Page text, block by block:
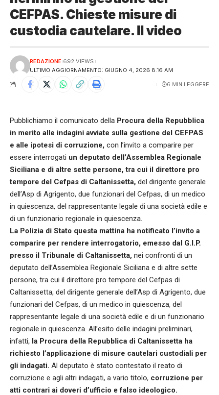
CEFPAS. Chieste misure di
custodia cautelare. Il video
ULTIMO AGGIORNAMENTO: GIUGNO 4, 2026 8:16 AM
REDAZIONE 692 VIEWS
6 MIN LEGGERE
Pubblichiamo il comunicato della Procura della Repubblica
in merito alle indagini avviate sulla gestione del CEFPAS
e alle ipotesi di corruzione, con l’invito a comparire per
essere interrogati un deputato dell’Assemblea Regionale
Siciliana e di altre sette persone, tra cui il direttore pro
tempore del Cefpas di Caltanissetta, del dirigente generale
dell’Asp di Agrigento, due funzionari del Cefpas, di un medico
in quiescenza, del rappresentante legale di una società edile e
di un funzionario regionale in quiescenza.
La Polizia di Stato questa mattina ha notificato l’invito a
comparire per rendere interrogatorio, emesso dal G.I.P.
presso il Tribunale di Caltanissetta, nei confronti di un
deputato dell’Assemblea Regionale Siciliana e di altre sette
persone, tra cui il direttore pro tempore del Cefpas di
Caltanissetta, del dirigente generale dell’Asp di Agrigento, due
funzionari del Cefpas, di un medico in quiescenza, del
rappresentante legale di una società edile e di un funzionario
regionale in quiescenza. All’esito delle indagini preliminari,
infatti, la Procura della Repubblica di Caltanissetta ha
richiesto l’applicazione di misure cautelari custodiali per
gli indagati. Al deputato è stato contestato il reato di
corruzione e agli altri indagati, a vario titolo, corruzione per
atti contrari ai doveri d’ufficio e falso ideologico.